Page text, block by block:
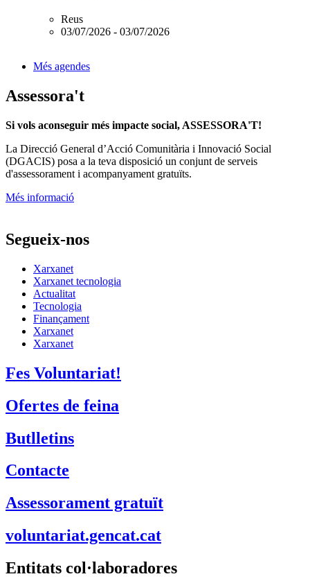
Reus
03/07/2026 - 03/07/2026
Més agendes
Assessora't
Si vols aconseguir més impacte social, ASSESSORA'T!
La Direcció General d’Acció Comunitària i Innovació Social
(DGACIS) posa a la teva disposició un conjunt de serveis
d'assessorament i acompanyament gratuïts.
Més informació
Segueix-nos
Xarxanet
Xarxanet tecnologia
Actualitat
Tecnologia
Finançament
Xarxanet
Xarxanet
Fes Voluntariat!
Ofertes de feina
Butlletins
Contacte
Assessorament gratuït
voluntariat.gencat.cat
Entitats col·laboradores